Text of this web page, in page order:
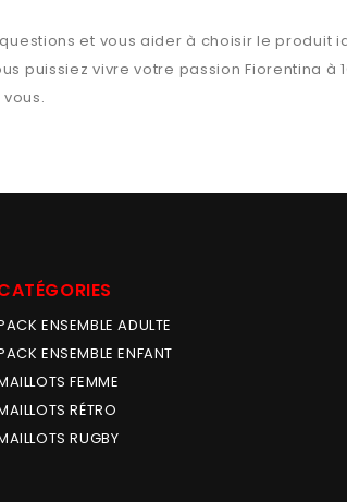
et vous aider à choisir le produit
puissiez vivre votre passionFiorentina à
ENSEMBLE ADULTE
ENSEMBLE ENFANT
FEMME
RÉTRO
RUGBY